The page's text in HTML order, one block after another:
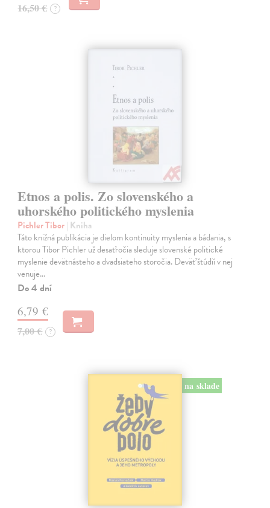
16,50 € ?
Etnos a polis. Zo slovenského a
uhorského politického myslenia
Pichler Tibor| Kniha
Táto knižná publikácia je dielom kontinuity myslenia a bádania, s
ktorou Tibor Pichler už desaťročia sleduje slovenské politické
myslenie devätnásteho a dvadsiateho storočia. Deväť štúdií v nej
venuje…
Do 4 dní
6,79 €
7,00 € ?
na sklade